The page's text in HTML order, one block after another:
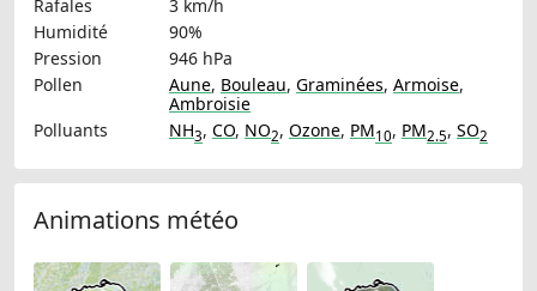
Rafales
3 km/h
Humidité
90%
Pression
946 hPa
Pollen
Aune, Bouleau, Graminées, Armoise,
Ambroisie
Polluants
NH3, CO, NO2, Ozone, PM10, PM2.5, SO2
Animations météo